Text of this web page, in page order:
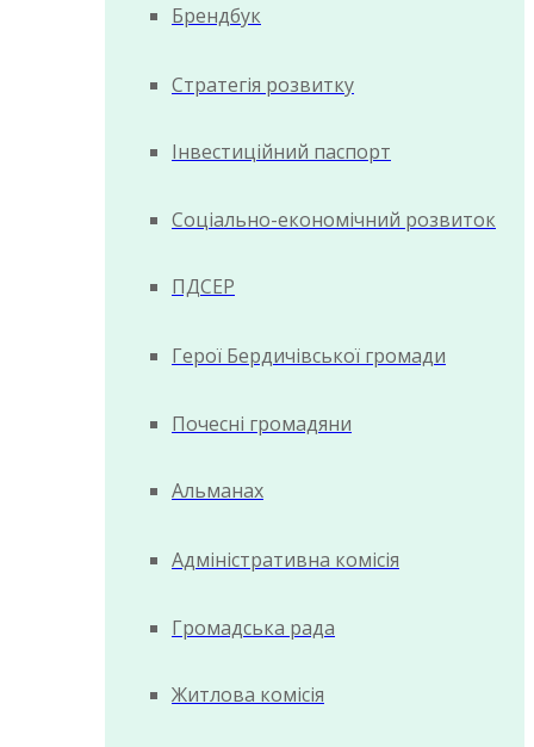
Брендбук
Стратегія розвитку
Інвестиційний паспорт
Соціально-економічний розвиток
ПДСЕР
Герої Бердичівської громади
Почесні громадяни
Альманах
Адміністративна комісія
Громадська рада
Житлова комісія